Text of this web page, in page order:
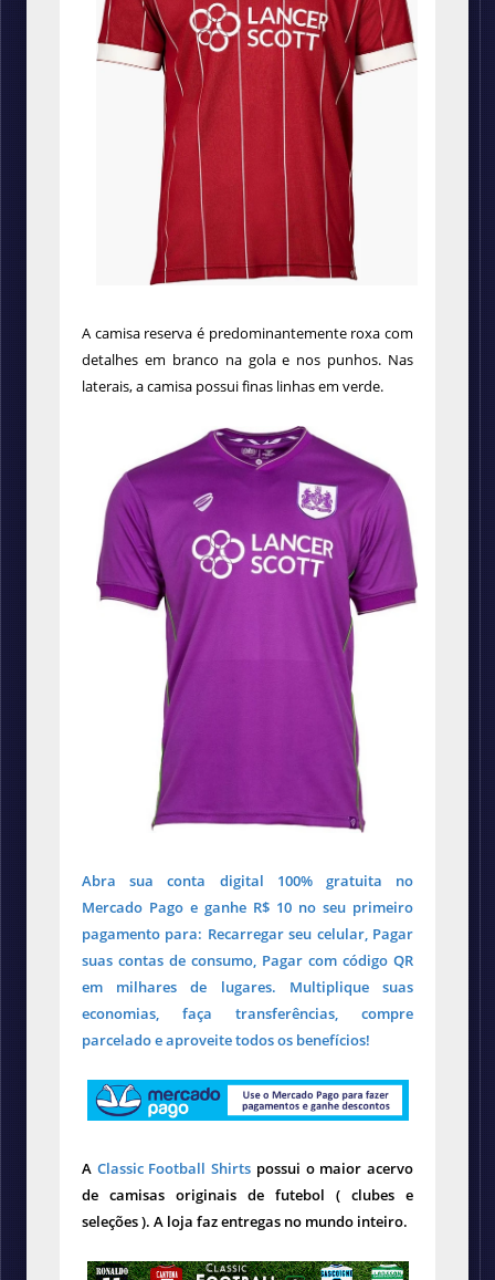
A camisa reserva é predominantemente roxa com
detalhes em branco na gola e nos punhos. Nas
laterais, a camisa possui finas linhas em verde.
Abra sua conta digital 100% gratuita no
Mercado Pago e ganhe R$ 10 no seu primeiro
pagamento para: Recarregar seu celular, Pagar
suas contas de consumo, Pagar com código QR
em milhares de lugares. Multiplique suas
economias, faça transferências, compre
parcelado e aproveite todos os benefícios!
A Classic Football Shirts possui o maior acervo
de camisas originais de futebol ( clubes e
seleções ). A loja faz entregas no mundo inteiro.